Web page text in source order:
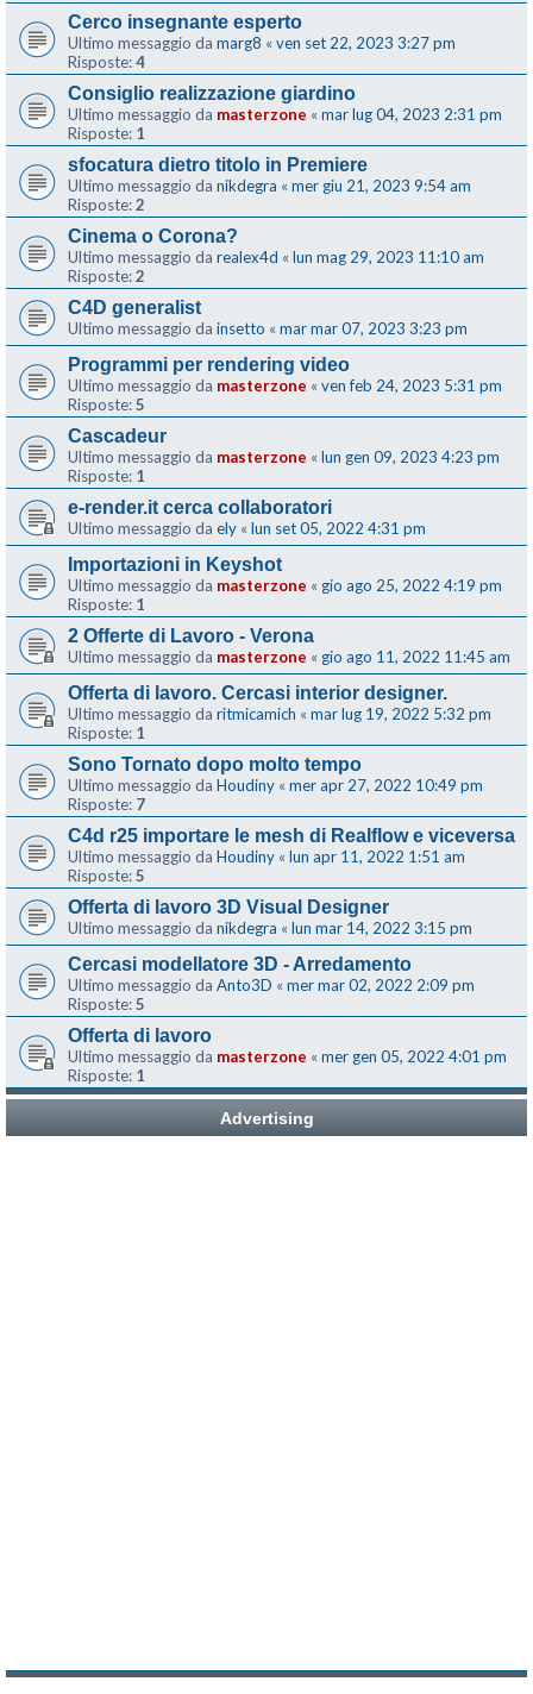
Cerco insegnante esperto
Ultimo messaggio da marg8 « ven set 22, 2023 3:27 pm
Risposte:4
Consiglio realizzazione giardino
Ultimo messaggio da masterzone « mar lug 04, 2023 2:31 pm
Risposte: 1
sfocatura dietro titolo in Premiere
Ultimo messaggio da nikdegra « mer giu 21, 2023 9:54 am
Risposte:2
Cinema o Corona?
Ultimo messaggio da realex4d « lun mag 29, 2023 11:10 am
Risposte:2
C4D generalist
Ultimo messaggio da insetto « mar mar 07, 2023 3:23 pm
Programmi per rendering video
Ultimo messaggio da masterzone « ven feb 24, 2023 5:31 pm
Risposte:5
Cascadeur
Ultimo messaggio da masterzone « lun gen 09, 2023 4:23 pm
Risposte: 1
e-render.it cerca collaboratori
Ultimo messaggio da ely « lun set 05, 2022 4:31 pm
Importazioni in Keyshot
Ultimo messaggio da masterzone « gio ago 25, 2022 4:19 pm
Risposte: 1
2 Offerte di Lavoro - Verona
Ultimo messaggio da masterzone « gio ago 11, 2022 11:45 am
Offerta di lavoro. Cercasi interior designer.
Ultimo messaggio da ritmicamich « mar lug 19, 2022 5:32 pm
Risposte: 1
Sono Tornato dopo molto tempo
Ultimo messaggio da Houdiny « mer apr 27, 2022 10:49 pm
Risposte: 7
C4d r25 importare le mesh di Realflow e viceversa
Ultimo messaggio da Houdiny « lun apr 11, 2022 1:51 am
Risposte:5
Offerta di lavoro 3D Visual Designer
Ultimo messaggio da nikdegra « lun mar 14, 2022 3:15 pm
Cercasi modellatore 3D - Arredamento
Ultimo messaggio da Anto3D « mer mar 02, 2022 2:09 pm
Risposte:5
Offerta di lavoro
Ultimo messaggio da masterzone « mer gen 05, 2022 4:01 pm
Risposte: 1
Advertising